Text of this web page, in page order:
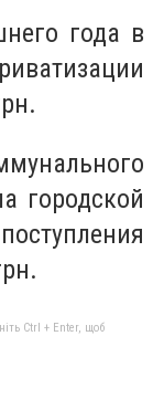
года в
городской
Ctrl + Enter, щоб